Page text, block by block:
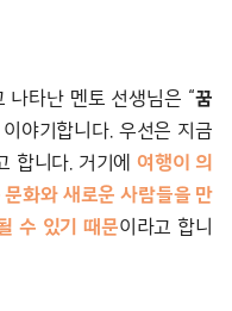
나타난 멘토 선생님은 “꿈
야기합니다. 우선은 지금
합니다. 거기에 여행이 의
화와 새로운 사람들을 만
수 있기 때문이라고 합니